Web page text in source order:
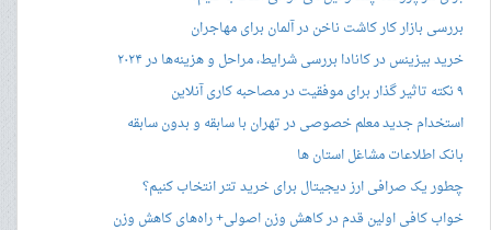
بررسی بازار کار کاشت ناخن در آلمان برای مهاجران
خرید بیزینس در کانادا بررسی شرایط، مراحل و هزینه‌ها در ۲۰۲۴
۹ نکته تاثیر گذار برای موفقیت در مصاحبه کاری آنلاین
استخدام جدید معلم خصوصی در تهران با سابقه و بدون سابقه
بانک اطلاعات مشاغل استان ها
چطور یک صرافی ارز دیجیتال برای خرید تتر انتخاب کنیم؟
خواب کافی اولین قدم در کاهش وزن اصولی+ راه‌های کاهش وزن